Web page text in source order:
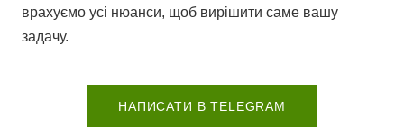
врахуємо усі нюанси, щоб вирішити саме вашу
задачу.
НАПИСАТИ В TELEGRAM